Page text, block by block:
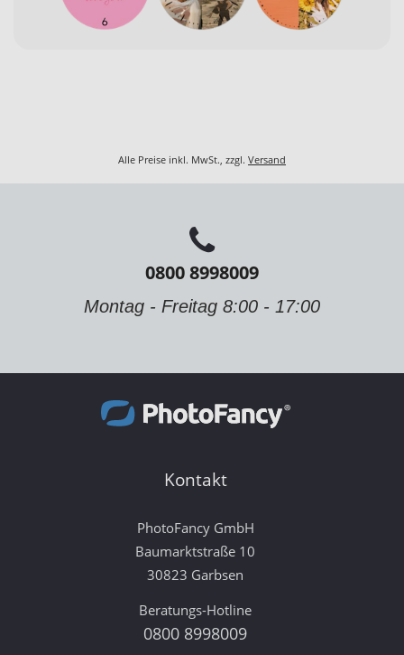
Alle Preise inkl. MwSt., zzgl. Versand
0800 8998009
Montag - Freitag 8:00 - 17:00
Kontakt
PhotoFancy GmbH
Baumarktstraße 10
30823 Garbsen
Beratungs-Hotline
0800 8998009